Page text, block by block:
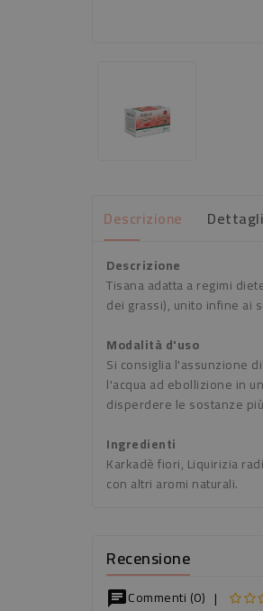
Descrizione Dettagli
Descrizione
Tisana adatta a regimi
dei grassi), unito infine ai
Modalità d'uso
Si consiglia l'assunzione
l'acqua ad ebollizione in
disperdere le sostanze
Ingredienti
Karkadè fiori, Liquirizia
con altri aromi naturali.
Recensione
chatCommenti (0) |